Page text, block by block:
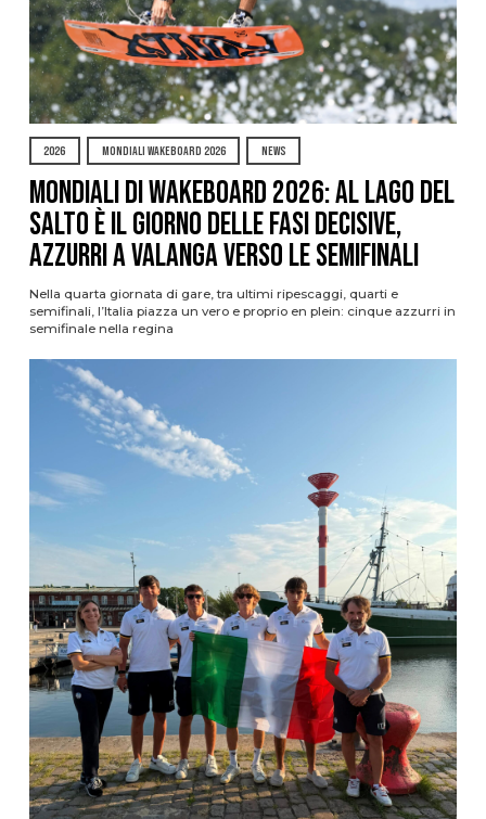
2026 MONDIALI WAKEBOARD 2026 NEWS
Mondiali di Wakeboard 2026: al Lago del
Salto è il giorno delle fasi decisive,
azzurri a valanga verso le semifinali
Nella quarta giornata di gare, tra ultimi ripescaggi, quarti e
semifinali, l’Italia piazza un vero e proprio en plein: cinque azzurri in
semifinale nella regina